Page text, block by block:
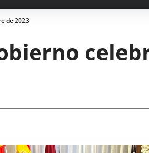
will
open
pop-
de 2023